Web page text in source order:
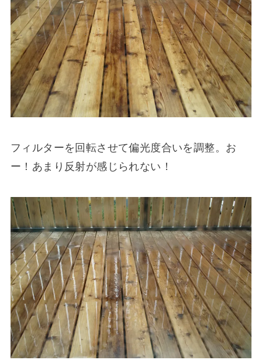
フィルターを回転させて偏光度合いを調整。お
ー！あまり反射が感じられない！